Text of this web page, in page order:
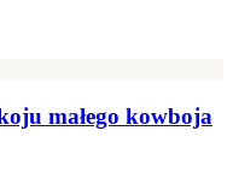
małego kowboja